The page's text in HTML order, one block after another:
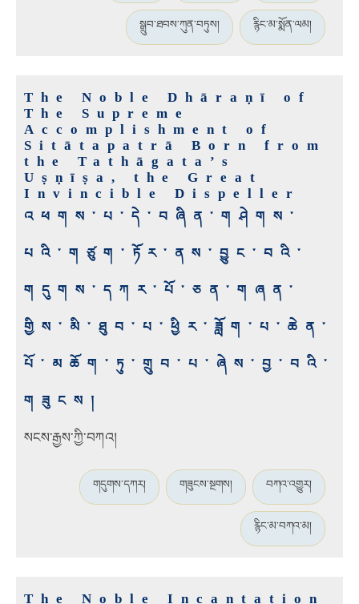
སྒྲུབ་ཐབས་ཀུན་བཏུས། རྙིང་མ་སྨོན་ལམ།
The Noble Dhāraṇī of
The Supreme
Accomplishment of
Sitātapatrā Born from
the Tathāgata’s
Uṣṇīṣa, the Great
Invincible Dispeller
འཕགས་པ་དེ་བཞིན་གཤེགས་
པའི་གཙུག་ཏོར་ནས་བྱུང་བའི་
གདུགས་དཀར་པོ་ཅན་གཞན་
གྱིས་མི་ཐུབ་པ་ཕྱིར་ཟློག་པ་ཆེན་
པོ་མཆོག་ཏུ་གྲུབ་པ་ཞེས་བྱ་བའི་
གཟུངས།
སངས་རྒྱས་ཀྱི་བཀའ།
གདུགས་དཀར། གཟུངས་སྔགས། བཀའ་འགྱུར།
རྙིང་མ་བཀའ་མ།
The Noble Incantation